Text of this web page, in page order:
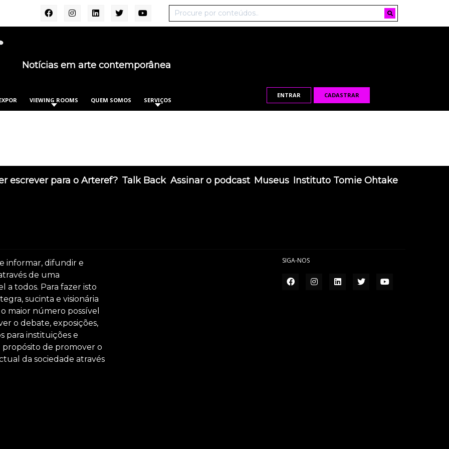
Notícias em arte contemporânea
VIEWING ROOMS QUEM SOMOS SERVIÇOS
ENTRAR CADASTRAR
escrever para o Arteref? Talk Back Assinar o podcast Museus Instituto Tomie Ohtake
informar, difundir e
de uma
a todos. Para fazer isto
sucinta e visionária
maior número possível
o debate, exposições,
para instituições e
propósito de promover o
da sociedade através
SIGA-NOS